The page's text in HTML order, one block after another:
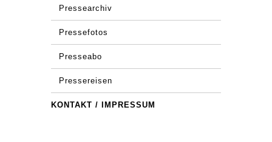
Pressearchiv
Pressefotos
Presseabo
Pressereisen
KONTAKT / IMPRESSUM